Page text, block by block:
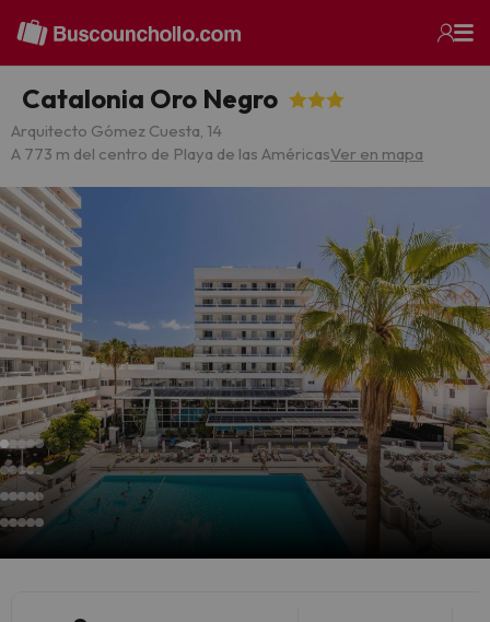
Catalonia Oro Negro
Arquitecto Gómez Cuesta, 14
A 773 m del centro de Playa de las AméricasVer en mapa